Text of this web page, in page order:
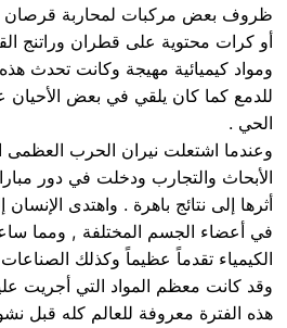
ظروف بعض مركبات لمحاربة قرصان
أو كرات محتوية على قطران وراتنج
ومواد كيميائية مهيجة وكانت تحدث هذه
للدمع كما كان يلقي في بعض
الحي .
وعندما اشتعلت نيران الحرب العظمى
الأبحاث والتجارب ودخلت في دور
أثرها إلى نتائج باهرة . واهتدى
في أعضاء الجسم المختلفة , ومما
الكيمياء تقدماً عظيماً وكذلك الصناعات
وقد كانت معظم المواد التي أجريت
هذه الفترة معروفة للعالم كله قبل